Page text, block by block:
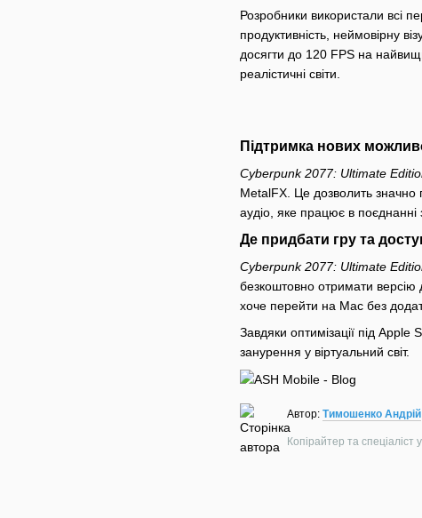
Розробники використали всі
продуктивність, неймовірну
досягти до 120 FPS на
реалістичні світи.
Підтримка нових
Cyberpunk 2077: Ultimate
MetalFX. Це дозволить значно
аудіо, яке працює в
Де придбати гру та
Cyberpunk 2077: Ultimate
безкоштовно отримати версію
хоче перейти на Mac без
Завдяки оптимізації під
занурення у віртуальний світ.
Автор: Тимошенко Андрій
Копірайтер та спеціаліст